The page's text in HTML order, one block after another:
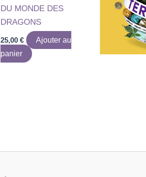
DU MONDE DES
DRAGONS
25,00 €
Ajouter au
panier